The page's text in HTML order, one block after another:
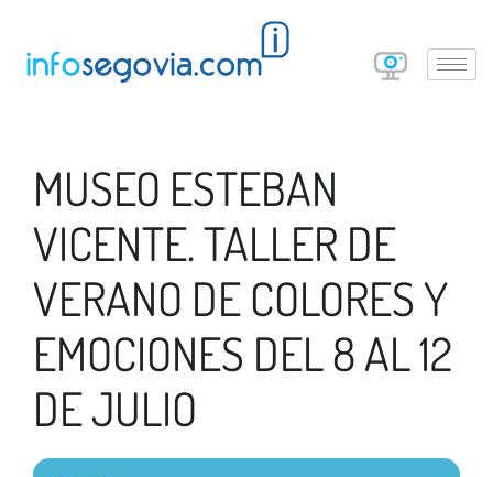
MUSEO ESTEBAN
VICENTE. TALLER DE
VERANO DE COLORES Y
EMOCIONES DEL 8 AL 12
DE JULIO